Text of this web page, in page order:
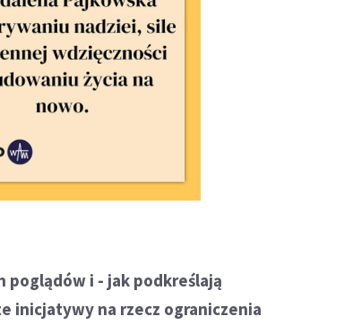
poglądów i - jak podkreślają
inicjatywy na rzecz ograniczenia